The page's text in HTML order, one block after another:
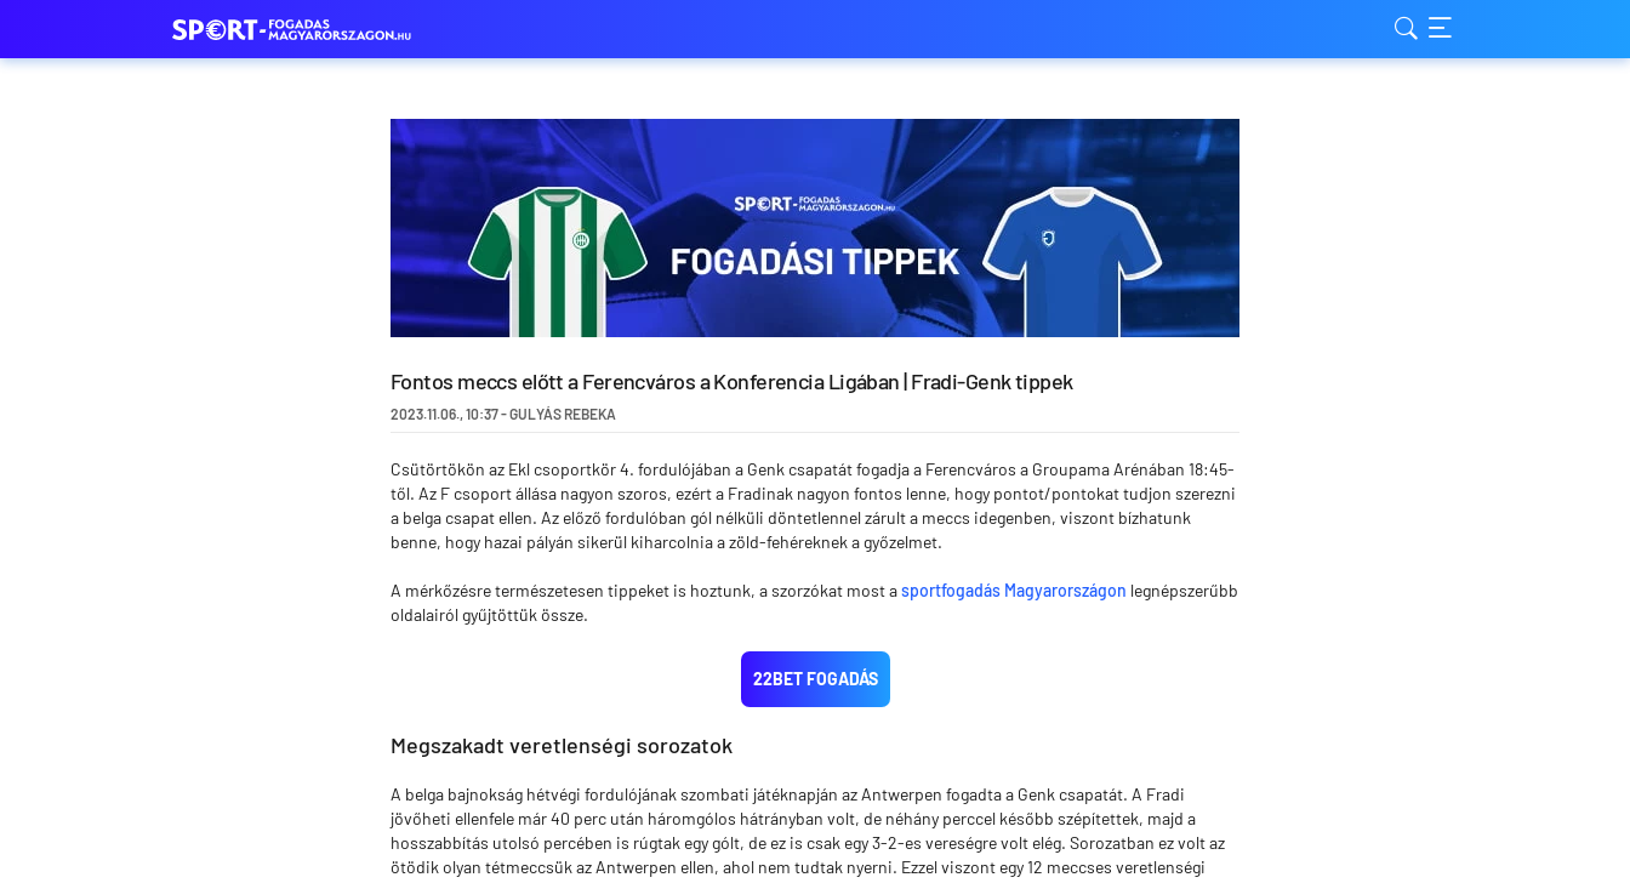
Fontos meccs előtt a Ferencváros a Konferencia Ligában | Fradi-Genk tippek
2023.11.06.,10:37-GULYÁS REBEKA
Csütörtökön az Ekl csoportkör 4. fordulójában a Genk csapatát fogadja a Ferencváros a Groupama Arénában 18:45-
től. Az F csoport állása nagyon szoros, ezért a Fradinak nagyon fontos lenne, hogy pontot/pontokat tudjon szerezni
a belga csapat ellen. Az előző fordulóban gól nélküli döntetlennel zárult a meccs idegenben, viszont bízhatunk
benne, hogy hazai pályán sikerül kiharcolnia a zöld-fehéreknek a győzelmet.
A mérkőzésre természetesen tippeket is hoztunk, a szorzókat most asportfogadás Magyarországon legnépszerűbb
oldalairól gyűjtöttük össze.
22BET FOGADÁS
Megszakadt veretlenségi sorozatok
A belga bajnokság hétvégi fordulójának szombati játéknapján az Antwerpen fogadta a Genk csapatát. A Fradi
jövőheti ellenfele már 40 perc után háromgólos hátrányban volt, de néhány perccel később szépítettek, majd a
hosszabbítás utolsó percében is rúgtak egy gólt, de ez is csak egy 3-2-es vereségre volt elég. Sorozatban ez volt az
ötödik olyan tétmeccsük az Antwerpen ellen, ahol nem tudtak nyerni. Ezzel viszont egy 12 meccses veretlenségi